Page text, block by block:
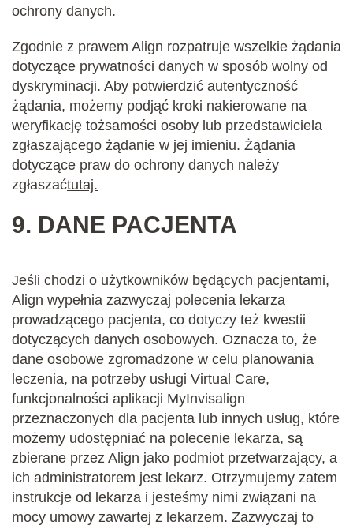
ochrony danych.
Zgodnie z prawem Align rozpatruje wszelkie żądania
dotyczące prywatności danych w sposób wolny od
dyskryminacji. Aby potwierdzić autentyczność
żądania, możemy podjąć kroki nakierowane na
weryfikację tożsamości osoby lub przedstawiciela
zgłaszającego żądanie w jej imieniu. Żądania
dotyczące praw do ochrony danych należy
zgłaszaćtutaj.
9. DANE PACJENTA
Jeśli chodzi o użytkowników będących pacjentami,
Align wypełnia zazwyczaj polecenia lekarza
prowadzącego pacjenta, co dotyczy też kwestii
dotyczących danych osobowych. Oznacza to, że
dane osobowe zgromadzone w celu planowania
leczenia, na potrzeby usługi Virtual Care,
funkcjonalności aplikacji MyInvisalign
przeznaczonych dla pacjenta lub innych usług, które
możemy udostępniać na polecenie lekarza, są
zbierane przez Align jako podmiot przetwarzający, a
ich administratorem jest lekarz. Otrzymujemy zatem
instrukcje od lekarza i jesteśmy nimi związani na
mocy umowy zawartej z lekarzem. Zazwyczaj to